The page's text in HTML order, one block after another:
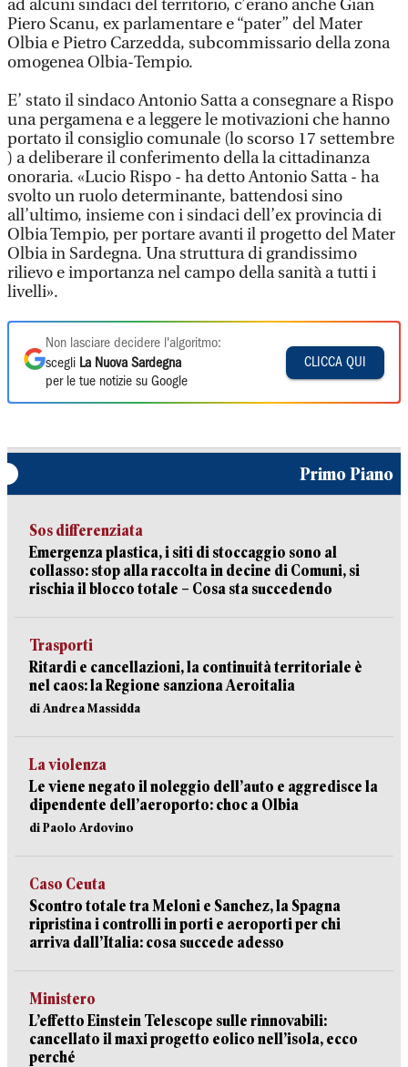
ad alcuni sindaci del territorio, c’erano anche Gian
Piero Scanu, ex parlamentare e “pater” del Mater
Olbia e Pietro Carzedda, subcommissario della zona
omogenea Olbia-Tempio.
E’ stato il sindaco Antonio Satta a consegnare a Rispo
una pergamena e a leggere le motivazioni che hanno
portato il consiglio comunale (lo scorso 17 settembre
) a deliberare il conferimento della la cittadinanza
onoraria. «Lucio Rispo - ha detto Antonio Satta - ha
svolto un ruolo determinante, battendosi sino
all’ultimo, insieme con i sindaci dell’ex provincia di
Olbia Tempio, per portare avanti il progetto del Mater
Olbia in Sardegna. Una struttura di grandissimo
rilievo e importanza nel campo della sanità a tutti i
livelli».
Non lasciare decidere l'algoritmo:
scegli La Nuova Sardegna
per le tue notizie su Google
CLICCA QUI
Primo Piano
Sos differenziata
Emergenza plastica, i siti di stoccaggio sono al
collasso: stop alla raccolta in decine di Comuni, si
rischia il blocco totale – Cosa sta succedendo
Trasporti
Ritardi e cancellazioni, la continuità territoriale è
nel caos: la Regione sanziona Aeroitalia
di Andrea Massidda
La violenza
Le viene negato il noleggio dell’auto e aggredisce la
dipendente dell’aeroporto: choc a Olbia
di Paolo Ardovino
Caso Ceuta
Scontro totale tra Meloni e Sanchez, la Spagna
ripristina i controlli in porti e aeroporti per chi
arriva dall’Italia: cosa succede adesso
Ministero
L’effetto Einstein Telescope sulle rinnovabili:
cancellato il maxi progetto eolico nell’isola, ecco
perché